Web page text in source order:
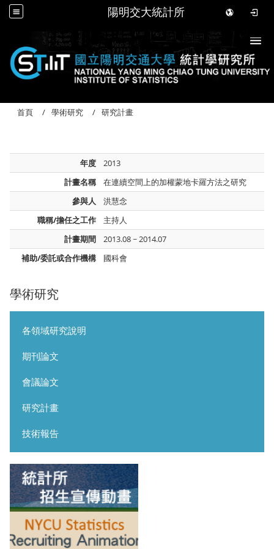
陽明交大統計所
學術研究
各領域研究說明
期刊論文
會議論文
研究計畫
技術報告
首頁 學術研究 研究計畫
年度
2013
計畫名稱
在連續空間上的加權蒙地卡羅方法之研究
參與人
洪慧念
職稱/擔任之工作
主持人
計畫期間
2013.08 ~ 2014.07
補助/委託或合作機構
國科會